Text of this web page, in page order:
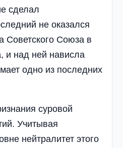
сделал
не оказался
Советского Союза в
и над ней нависла
одно из последних
суровой
Учитывая
нейтралитет этого